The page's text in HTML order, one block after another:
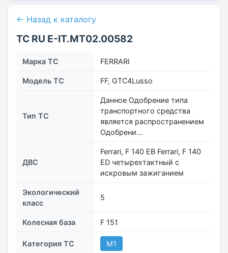
← Назад к каталогу
ТС RU Е-IT.МТ02.00582
Марка ТС FERRARI
Модель ТС FF, GTC4Lusso
Тип ТС
Данное Одобрение типа
транспортного средства
является распространением
Одобрени…
ДВС
Ferrari, F 140 EB Ferrari, F 140
ED четырехтактный с
искровым зажиганием
Экологический
класс
5
Колесная база F 151
Категория ТС M1